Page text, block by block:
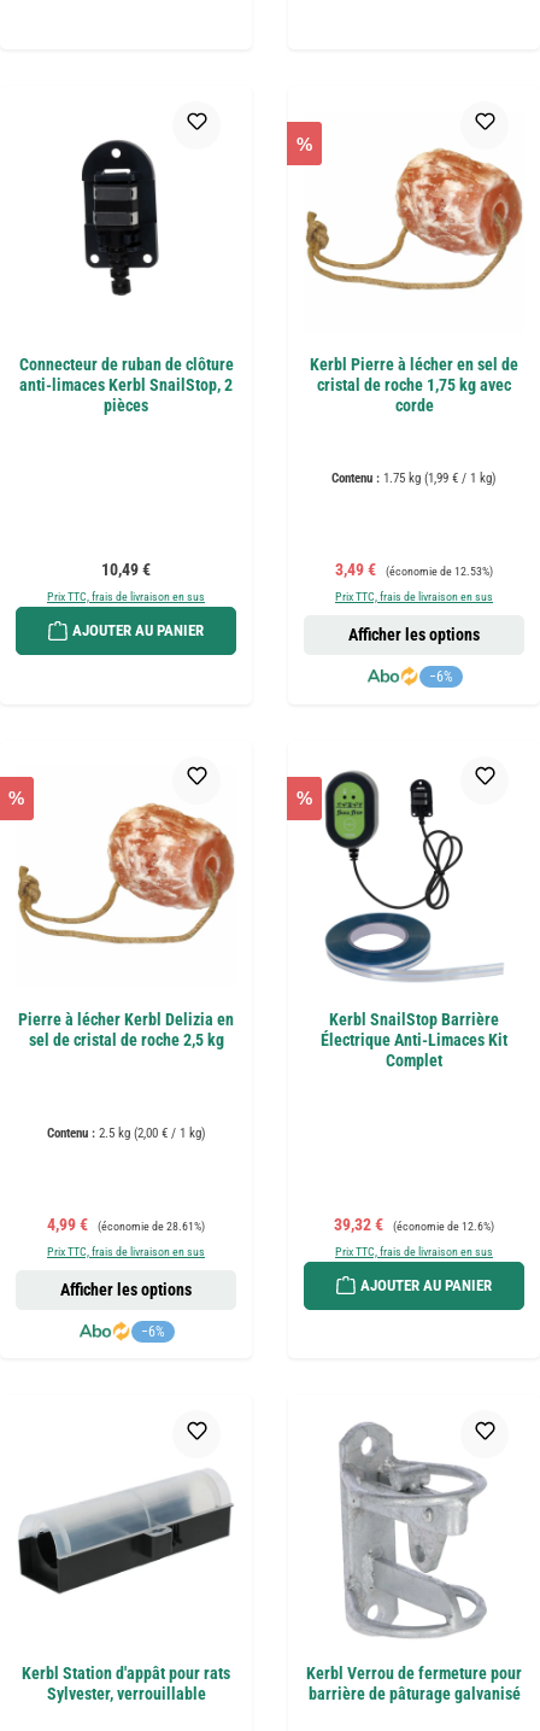
Connecteur de ruban de clôture
anti-limaces Kerbl SnailStop, 2
pièces
Prix régulier :
10,49 €
Prix TTC, frais de livraison en sus
AJOUTER AU PANIER
%
Kerbl Pierre à lécher en sel de
cristal de roche 1,75 kg avec
corde
Contenu : 1.75 kg (1,99 € / 1 kg)
Prix de vente :
3,49 € Prix régulier :
(économie de 12.53%)
Prix TTC, frais de livraison en sus
−6%
Afficher les options
%
Pierre à lécher Kerbl Delizia en
sel de cristal de roche 2,5 kg
Contenu : 2.5 kg (2,00 € / 1 kg)
Prix de vente :
4,99 € Prix régulier :
(économie de 28.61%)
Prix TTC, frais de livraison en sus
−6%
Afficher les options
%
Kerbl SnailStop Barrière
Électrique Anti-Limaces Kit
Complet
Prix de vente :
39,32 € Prix régulier :
(économie de 12.6%)
Prix TTC, frais de livraison en sus
AJOUTER AU PANIER
Kerbl Station d'appât pour rats
Sylvester, verrouillable
Kerbl Verrou de fermeture pour
barrière de pâturage galvanisé